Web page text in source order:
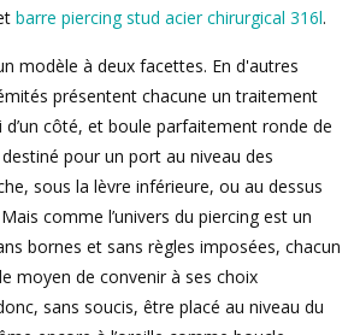
barre piercing stud acier chirurgical 316l.
modèle à deux facettes. En d'autres
présentent chacune un traitement
côté, et boule parfaitement ronde de
destiné pour un port au niveau des
sous la lèvre inférieure, ou au dessus
comme l’univers du piercing est un
bornes et sans règles imposées, chacun
moyen de convenir à ses choix
sans soucis, être placé au niveau du